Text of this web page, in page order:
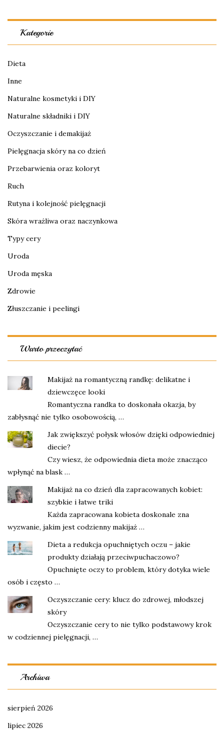
Kategorie
Dieta
Inne
Naturalne kosmetyki i DIY
Naturalne składniki i DIY
Oczyszczanie i demakijaż
Pielęgnacja skóry na co dzień
Przebarwienia oraz koloryt
Ruch
Rutyna i kolejność pielęgnacji
Skóra wrażliwa oraz naczynkowa
Typy cery
Uroda
Uroda męska
Zdrowie
Złuszczanie i peelingi
Warto przeczytać
Makijaż na romantyczną randkę: delikatne i
dziewczęce looki
Romantyczna randka to doskonała okazja, by
zabłysnąć nie tylko osobowością, …
Jak zwiększyć połysk włosów dzięki odpowiedniej
diecie?
Czy wiesz, że odpowiednia dieta może znacząco
wpłynąć na blask …
Makijaż na co dzień dla zapracowanych kobiet:
szybkie i łatwe triki
Każda zapracowana kobieta doskonale zna
wyzwanie, jakim jest codzienny makijaż …
Dieta a redukcja opuchniętych oczu – jakie
produkty działają przeciwpuchaczowo?
Opuchnięte oczy to problem, który dotyka wiele
osób i często …
Oczyszczanie cery: klucz do zdrowej, młodszej
skóry
Oczyszczanie cery to nie tylko podstawowy krok
w codziennej pielęgnacji, …
Archiwa
sierpień 2026
lipiec 2026